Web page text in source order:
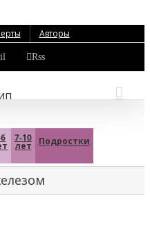
Авторы
Rss
7-10
лет Подростки